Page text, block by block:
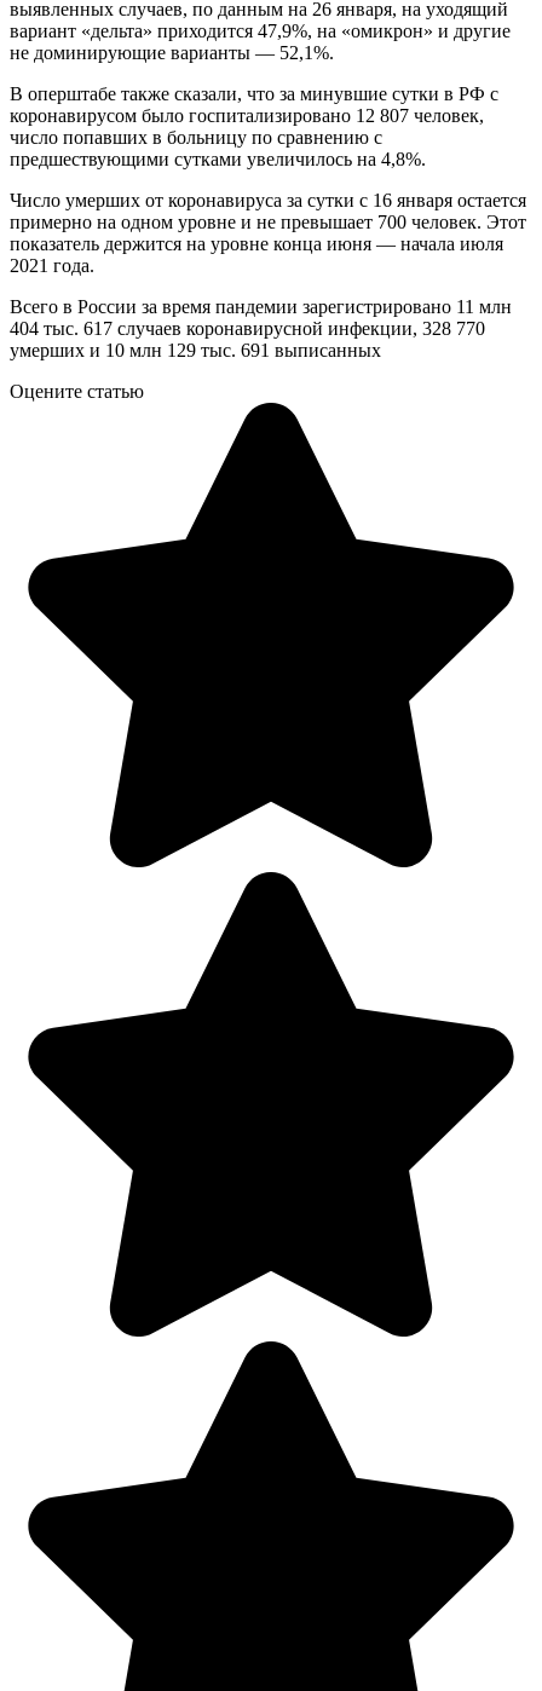
выявленных случаев, по данным на 26 января, на уходящий
вариант «дельта» приходится 47,9%, на «омикрон» и другие
не доминирующие варианты — 52,1%.
В оперштабе также сказали, что за минувшие сутки в РФ с
коронавирусом было госпитализировано 12 807 человек,
число попавших в больницу по сравнению с
предшествующими сутками увеличилось на 4,8%.
Число умерших от коронавируса за сутки с 16 января остается
примерно на одном уровне и не превышает 700 человек. Этот
показатель держится на уровне конца июня — начала июля
2021 года.
Всего в России за время пандемии зарегистрировано 11 млн
404 тыс. 617 случаев коронавирусной инфекции, 328 770
умерших и 10 млн 129 тыс. 691 выписанных
Оцените статью